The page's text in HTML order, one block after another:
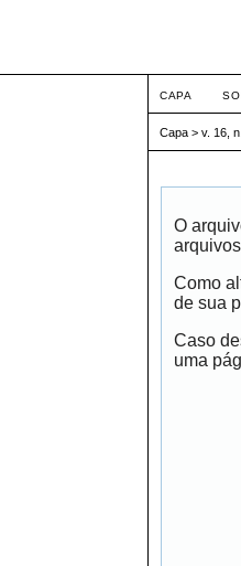
CAPA
Capa >v. 16,
O
Como
de sua
Caso
uma